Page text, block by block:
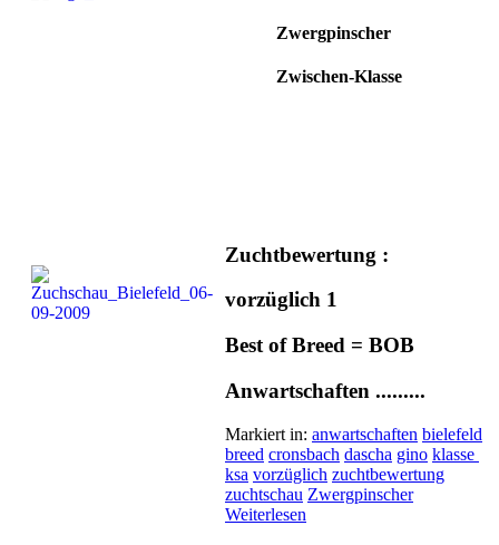
Zwergpinscher
Zwischen-Klasse
Zuchtbewertung :
vorzüglich 1
Best of Breed = BOB
Anwartschaften .........
Markiert in: anwartschaften bielefeld
breed cronsbach dascha gino klasse
ksa vorzüglich zuchtbewertung
zuchtschau Zwergpinscher
Weiterlesen